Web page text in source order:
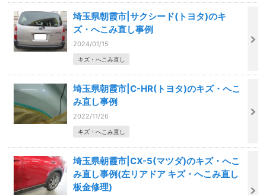
埼玉県朝霞市|サクシード(トヨタ)のキ
ズ・へこみ直し事例
2024/01/15
キズ・へこみ直し
埼玉県朝霞市|C-HR(トヨタ)のキズ・へこ
み直し事例
2022/11/26
キズ・へこみ直し
埼玉県朝霞市|CX-5(マツダ)のキズ・へこ
み直し事例(左リアドア キズ・へこみ直し
板金修理)